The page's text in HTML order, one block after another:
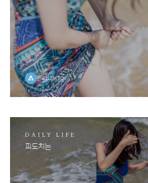
allowto
DAILY LIFE
피도치는